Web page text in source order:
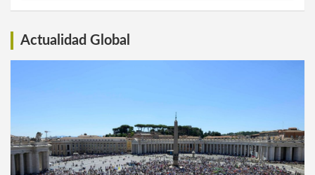
Actualidad Global